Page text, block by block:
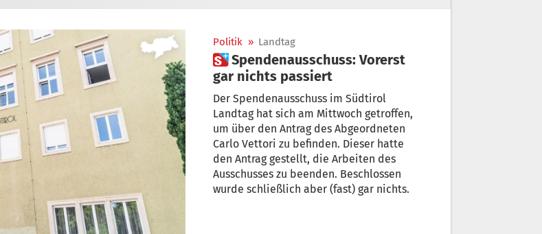
Politik » Landtag
 Spendenausschuss: Vorerst
gar nichts passiert
Der Spendenausschuss im Südtirol
Landtag hat sich am Mittwoch getroffen,
um über den Antrag des Abgeordneten
Carlo Vettori zu befinden. Dieser hatte
den Antrag gestellt, die Arbeiten des
Ausschusses zu beenden. Beschlossen
wurde schließlich aber (fast) gar nichts.